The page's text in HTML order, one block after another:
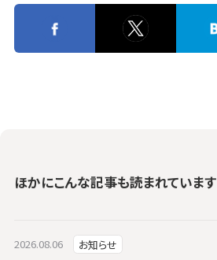
ほかにこんな記事も読まれています
2026.08.06 お知らせ